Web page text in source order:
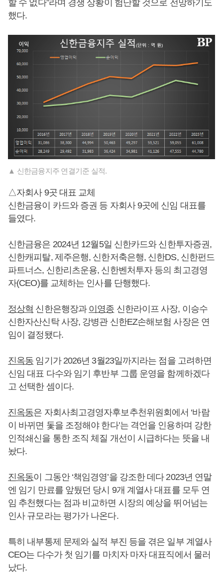
할 수 없다”라며 경쟁 상황이 험난할 것으로 전망하기도
했다.
▲ 신한금융지주 연결기준 실적.
△자회사 9곳 대표 교체
신한금융이 카드와 증권 등 자회사 9곳에 신임 대표를
들였다.
신한금융은 2024년 12월5일 신한카드와 신한투자증권,
신한캐피탈, 제주은행, 신한저축은행, 신한DS, 신한펀드
파트너스, 신한리츠운용, 신한벤처투자 등의 최고경영
자(CEO)를 교체하는 인사를 단행했다.
정상혁 신한은행장과 이영종 신한라이프 사장, 이승수
신한자산신탁 사장, 강병관 신한EZ손해보험 사장은 연
임이 결정됐다.
진옥동 임기가 2026년 3월23일까지라는 점을 고려하면
신임 대표 다수와 임기 후반부 그룹 운영을 함께하겠다
고 선택한 셈이다.
진옥동은 자회사최고경영자후보추천위원회에서 ‘바람
이 바뀌면 돛을 조정해야 한다’는 격언을 인용하며 강한
인적쇄신을 통한 조직 체질 개선이 시급하다는 뜻을 내
놨다.
진옥동이 그동안 ‘책임경영’을 강조한 데다 2023년 연말
엔 임기 만료를 앞뒀던 당시 9개 계열사 대표를 모두 연
임 추천했다는 점과 비교하면 시장의 예상을 뛰어넘는
인사 규모라는 평가가 나온다.
특히 내부통제 문제와 실적 부진 등을 겪은 일부 계열사
CEO는 다수가 첫 임기를 마치자 마자 대표직에서 물러
났다.